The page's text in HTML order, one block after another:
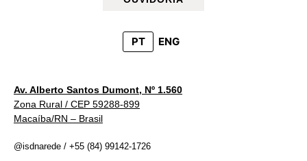
PT ENG
Av. Alberto Santos Dumont, Nº 1.560
Zona Rural / CEP 59288-899
Macaíba/RN – Brasil
@isdnarede / +55 (84) 99142-1726